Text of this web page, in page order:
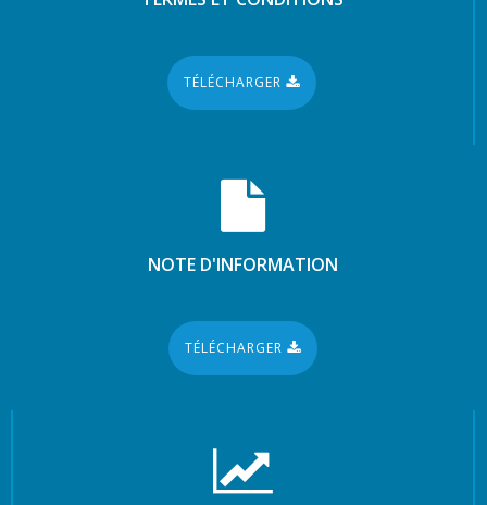
TÉLÉCHARGER
NOTE D'INFORMATION
TÉLÉCHARGER